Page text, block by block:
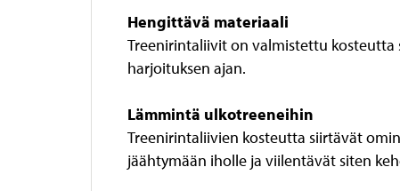
Hengittävä materiaali
Treenirintaliivit on valmistettu kosteutta
harjoituksen ajan.
Lämmintä ulkotreeneihin
Treenirintaliivien kosteutta siirtävät
jäähtymään iholle ja viilentävät siten